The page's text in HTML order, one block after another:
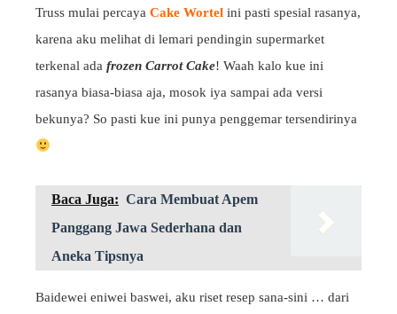
Truss mulai percaya Cake Wortel ini pasti spesial rasanya,
karena aku melihat di lemari pendingin supermarket
terkenal ada frozen Carrot Cake! Waah kalo kue ini
rasanya biasa-biasa aja, mosok iya sampai ada versi
bekunya? So pasti kue ini punya penggemar tersendirinya
Baca Juga: Cara Membuat Apem
Panggang Jawa Sederhana dan
Aneka Tipsnya
Baidewei eniwei baswei, aku riset resep sana-sini … dari